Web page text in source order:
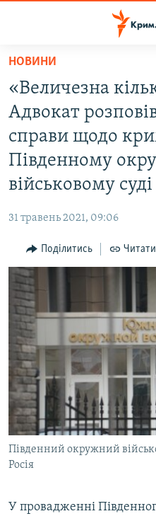
Перейти
основного
матеріалу
до
основної
навігації
до
ВІДЕО ТА ФОТО
ПОЛІТИКА
БЛОГИ
ІНТЕРВ'Ю
ВСЕ ЗА ДЕНЬ
СПЕЦПРОЕКТИ
ДЕПОРТАЦІЯ
ВІДЕОУРОКИ «ELIFBE»
СВІДЧЕННЯ ОКУПАЦІЇ
УКРАЇНСЬКА ПРОБЛЕМА КРИМУ
ІНФОГРАФІКА
ЯК ОБІЙТИ БЛОКУВАННЯ
Русский
Qırımtatar
ДОЛУЧАЙСЯ!
Усі сайти RFE/RL
НОВИНИ
«Величезна
Адвокат
справи щодо
Південному
військовому суді
31 травень 2021, 09:06
Поділитись
Південний окружний
Росія
У провадженні